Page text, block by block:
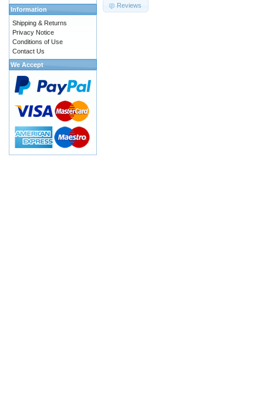
Reviews
Information
Shipping & Returns
Privacy Notice
Conditions of Use
Contact Us
We Accept